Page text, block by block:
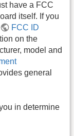
have a FCC
itself. If you
FCC ID
on the
model and
general
in determine